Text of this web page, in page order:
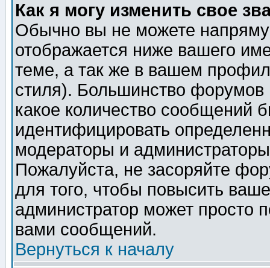
Как я могу изменить свое
Обычно вы не можете
отображается ниже вашего
теме, а так же в вашем
стиля). Большинство форумов
какое количество сообщений
идентифицировать
модераторы и
Пожалуйста, не засоряйте
для того, чтобы повысить
администратор может просто
вами сообщений.
Вернуться к началу